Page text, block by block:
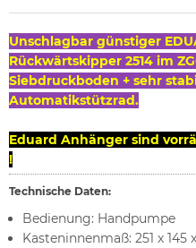
Unschlagbar günstiger
Rückwärtskipper 2514 im
Siebdruckboden + sehr
Automatikstützrad.
Eduard Anhänger sind
!
Technische Daten:
Bedienung: Handpumpe
Kasteninnenmaß: 251 x 145